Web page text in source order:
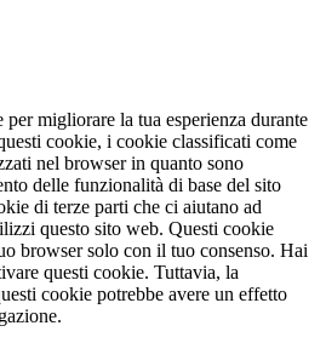
migliorare la tua esperienza durante
cookie, i cookie classificati come
nel browser in quanto sono
delle funzionalità di base del sito
di terze parti che ci aiutano ad
questo sito web. Questi cookie
browser solo con il tuo consenso. Hai
questi cookie. Tuttavia, la
cookie potrebbe avere un effetto